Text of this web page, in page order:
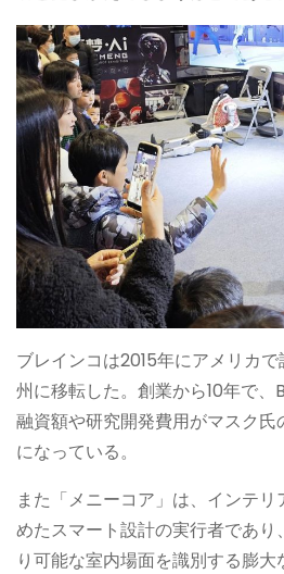
ブレインコは2015年にアメリカ
州に移転した。創業から10年で
融資額や研究開発費用がマスク
になっている。
また「メニーコア」は、インテ
めたスマート設計の実行者であ
り可能な室内場面を識別する膨